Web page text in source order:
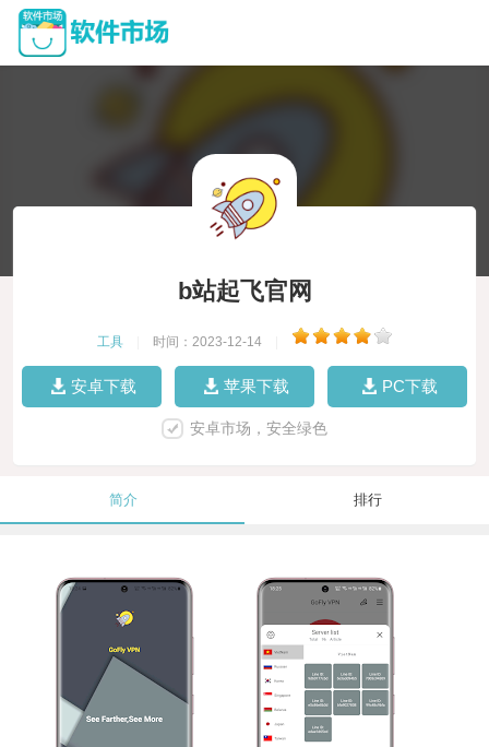
b站起飞官网
工具 时间：2023-12-14
安卓下载 苹果下载 PC下载
安卓市场，安全绿色
简介 排行